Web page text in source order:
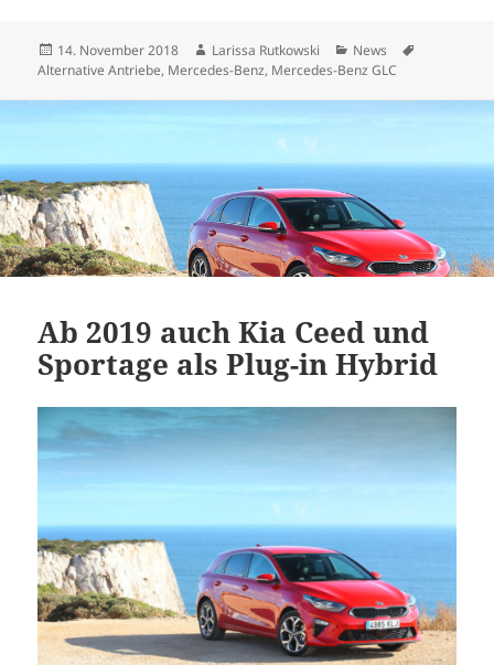
Veröffentlicht
am
14. November 2018 Autor
Larissa Rutkowski Kategorien
News
Alternative Antriebe, Mercedes-Benz, Mercedes-Benz GLC
Ab 2019 auch Kia Ceed und
Sportage als Plug-in Hybrid